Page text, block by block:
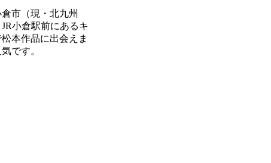
市（現・北九州
小倉駅前にあるキ
本作品に出会えま
です。